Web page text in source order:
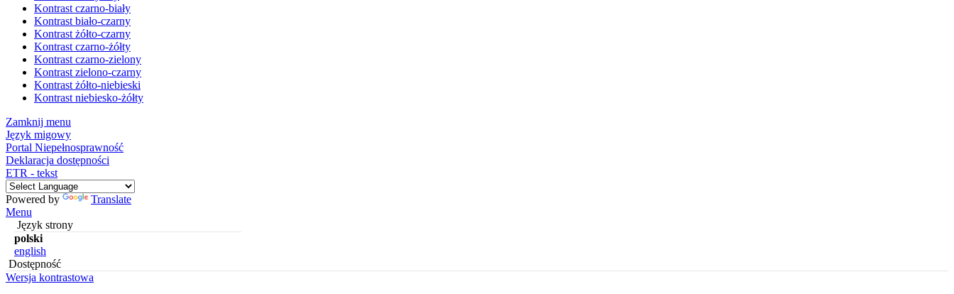
Kontrast czarno-biały
Kontrast biało-czarny
Kontrast żółto-czarny
Kontrast czarno-żółty
Kontrast czarno-zielony
Kontrast zielono-czarny
Kontrast żółto-niebieski
Kontrast niebiesko-żółty
Zamknij menu
Język migowy
Portal Niepełnosprawność
Deklaracja dostępności
ETR - tekst
Powered by
Translate
Menu
Język strony
polski
english
Dostępność
Wersja kontrastowa